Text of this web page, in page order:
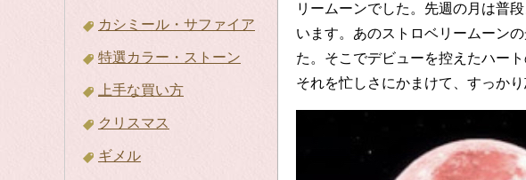
カシミール・サファイア
特選カラー・ストーン
上手な買い方
クリスマス
ギメル
リームーンでした。先週の月は普
います。あのストロベリームーン
た。そこでデビューを控えたハー
それを忙しさにかまけて、すっかり